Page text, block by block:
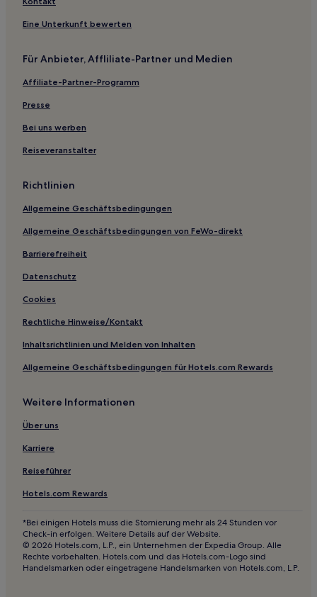
Eine Unterkunft bewerten
Für Anbieter, Affliliate-Partner und Medien
Affiliate-Partner-Programm
Presse
Bei uns werben
Reiseveranstalter
Richtlinien
Allgemeine Geschäftsbedingungen
Allgemeine Geschäftsbedingungen von FeWo-direkt
Barrierefreiheit
Datenschutz
Cookies
Rechtliche Hinweise/Kontakt
Inhaltsrichtlinien und Melden von Inhalten
Allgemeine Geschäftsbedingungen für Hotels.com Rewards
Weitere Informationen
Über uns
Karriere
Reiseführer
Hotels.com Rewards
*Bei einigen Hotels muss die Stornierung mehr als 24 Stunden vor
Check-in erfolgen. Weitere Details auf der Website.
© 2026 Hotels.com, L.P., ein Unternehmen der Expedia Group. Alle
Rechte vorbehalten. Hotels.com und das Hotels.com-Logo sind
Handelsmarken oder eingetragene Handelsmarken von Hotels.com, L.P.